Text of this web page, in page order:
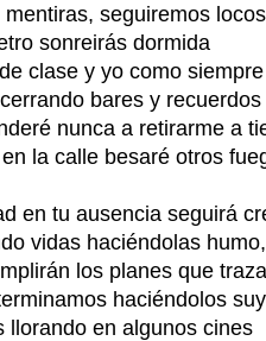
mentiras, seguiremos
sonreirás dormida
clase y yo como
bares y recuerdos
nunca a retirarme a
la calle besaré otros
en tu ausencia seguirá
vidas haciéndolas humo,
los planes que
haciéndolos
llorando en algunos cines